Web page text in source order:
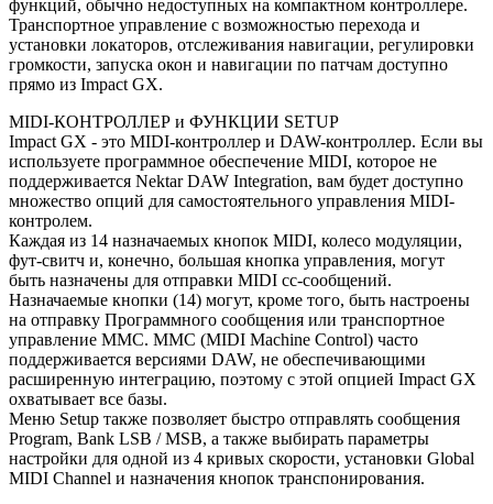
функций, обычно недоступных на компактном контроллере.
Транспортное управление с возможностью перехода и
установки локаторов, отслеживания навигации, регулировки
громкости, запуска окон и навигации по патчам доступно
прямо из Impact GX.
MIDI-КОНТРОЛЛЕР и ФУНКЦИИ SETUP
Impact GX - это MIDI-контроллер и DAW-контроллер. Если вы
используете программное обеспечение MIDI, которое не
поддерживается Nektar DAW Integration, вам будет доступно
множество опций для самостоятельного управления MIDI-
контролем.
Каждая из 14 назначаемых кнопок MIDI, колесо модуляции,
фут-свитч и, конечно, большая кнопка управления, могут
быть назначены для отправки MIDI cc-сообщений.
Назначаемые кнопки (14) могут, кроме того, быть настроены
на отправку Программного сообщения или транспортное
управление MMC. MMC (MIDI Machine Control) часто
поддерживается версиями DAW, не обеспечивающими
расширенную интеграцию, поэтому с этой опцией Impact GX
охватывает все базы.
Меню Setup также позволяет быстро отправлять сообщения
Program, Bank LSB / MSB, а также выбирать параметры
настройки для одной из 4 кривых скорости, установки Global
MIDI Channel и назначения кнопок транспонирования.